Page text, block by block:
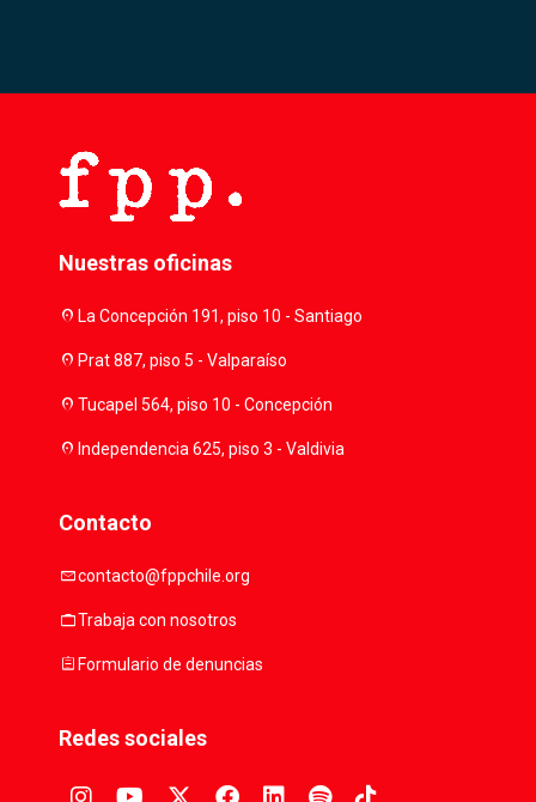
Nuestras oficinas
location_onLa Concepción 191, piso 10 - Santiago
location_onPrat 887, piso 5 - Valparaíso
location_onTucapel 564, piso 10 - Concepción
location_onIndependencia 625, piso 3 - Valdivia
Contacto
mailcontacto@fppchile.org
workTrabaja con nosotros
assignmentFormulario de denuncias
Redes sociales